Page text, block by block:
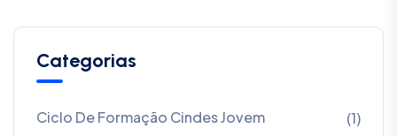
Categorias
Ciclo De Formação Cindes Jovem (1)